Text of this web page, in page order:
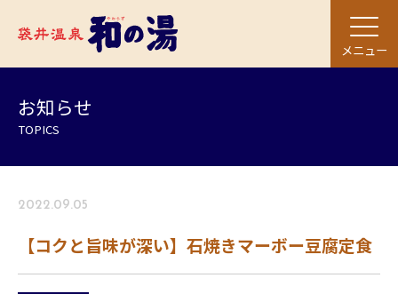
メニュー
お知らせ
TOPICS
2022.09.05
【コクと旨味が深い】石焼きマーボー豆腐定食